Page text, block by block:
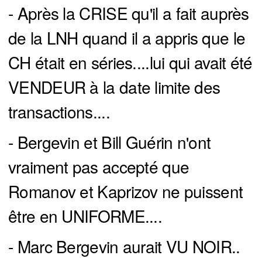
- Après la CRISE qu'il a fait auprès
de la LNH quand il a appris que le
CH était en séries....lui qui avait été
VENDEUR à la date limite des
transactions....
- Bergevin et Bill Guérin n'ont
vraiment pas accepté que
Romanov et Kaprizov ne puissent
être en UNIFORME....
- Marc Bergevin aurait VU NOIR..